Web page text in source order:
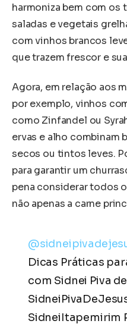
harmoniza bem com os
saladas e vegetais
com vinhos brancos
que trazem frescor e
Agora, em relação aos
por exemplo, vinhos
como Zinfandel ou
ervas e alho combinam
secos ou tintos leves.
para garantir um
pena considerar todos
não apenas a carne
Dicas Práticas
com Sidnei Piva
SidneiItapemirim